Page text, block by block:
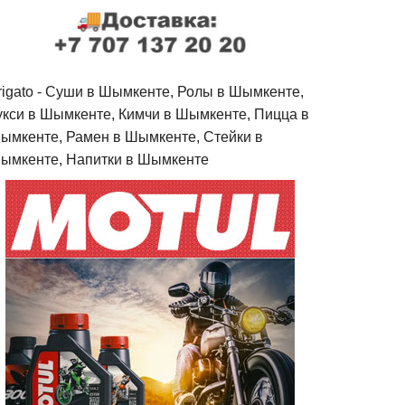
- Cуши в Шымкенте, Ролы в Шымкенте,
в Шымкенте, Кимчи в Шымкенте, Пицца в
Рамен в Шымкенте, Стейки в
Напитки в Шымкенте